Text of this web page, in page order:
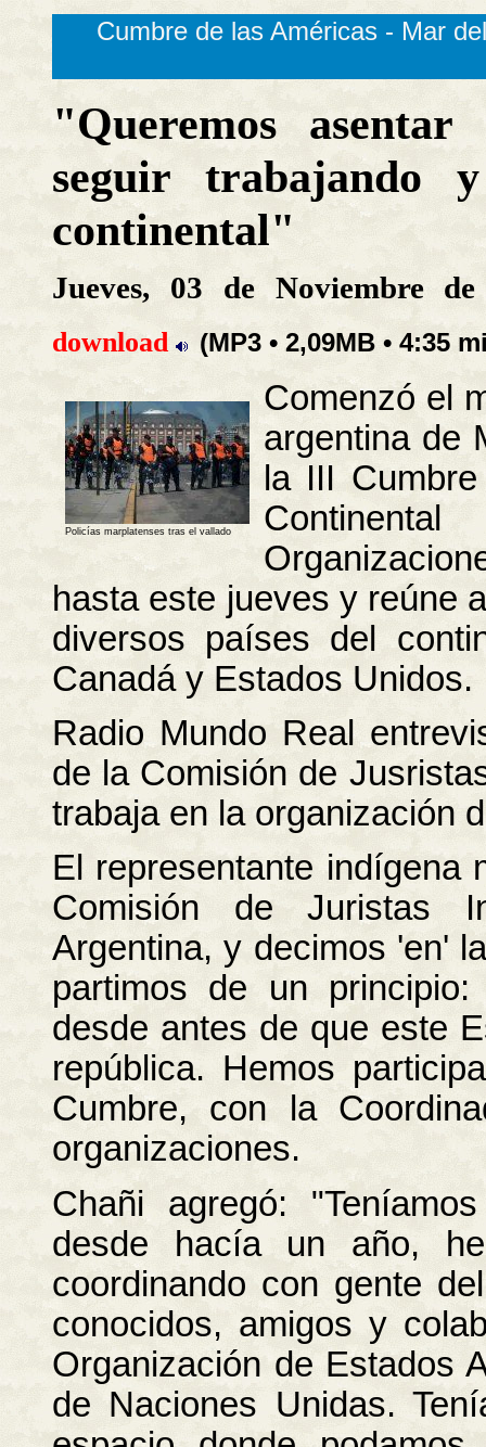
Cumbre de las Américas - Mar
"Queremos
seguir trabajando
continental"
Jueves, 03 de Noviembre
download (MP3 • 2,09MB • 4:35
Policías marplatenses tras el vallado
Comenzó el
argentina de
la III
hasta este jueves y reúne
diversos países del
Canadá y Estados Unidos.
Radio Mundo Real
de la Comisión de
trabaja en la organización
El representante indígena
Comisión de Juristas
Argentina, y decimos 'en'
partimos de un
desde antes de que este
república. Hemos
Cumbre, con la
organizaciones.
Chañi agregó:
desde hacía un año,
coordinando con gente
conocidos, amigos y
Organización de Estados
de Naciones Unidas.